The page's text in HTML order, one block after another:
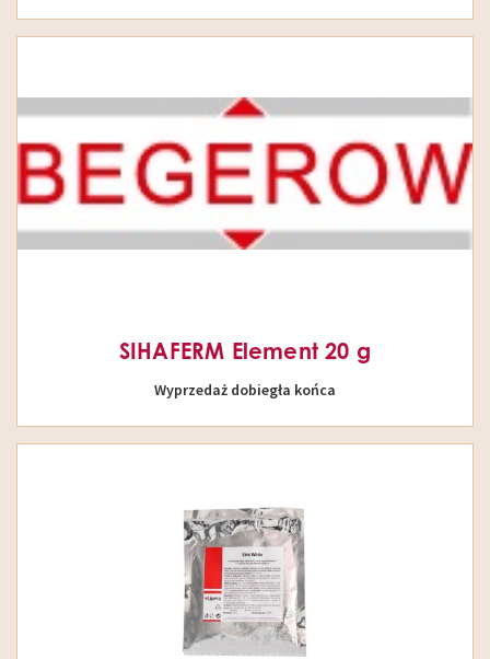
SIHAFERM Element 20 g
Wyprzedaż dobiegła końca